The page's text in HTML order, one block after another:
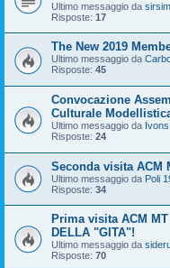
Ultimo messaggio da
Risposte: 17
The New 2019
Ultimo messaggio da
Risposte: 45
Convocazione
Culturale
Ultimo messaggio da Ivons
Risposte: 24
Seconda visita ACM
Ultimo messaggio da Poli
Risposte: 34
Prima visita ACM
DELLA "GITA"!
Ultimo messaggio da
Risposte: 70